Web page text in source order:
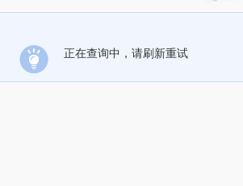
正在查询中，请刷新重试